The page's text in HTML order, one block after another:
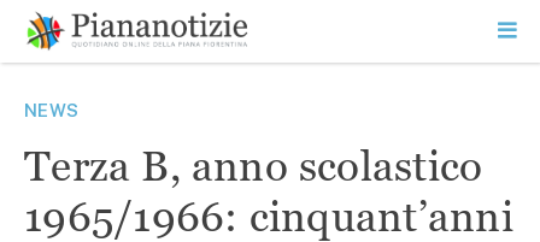
contenuto
SEARCH
NEWS
Terza B, anno scolastico
1965/1966: cinquant’anni